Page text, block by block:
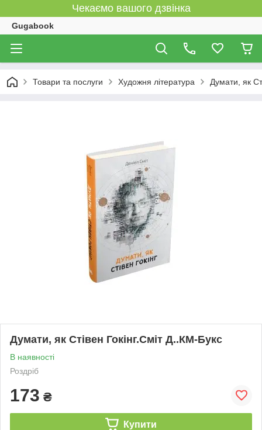
Чекаємо вашого дзвінка
Gugabook
Товари та послуги Художня література Думати, як
Думати, як Стівен Гокінг.Сміт Д..КМ-Букс
В наявності
Роздріб
173 ₴
Купити